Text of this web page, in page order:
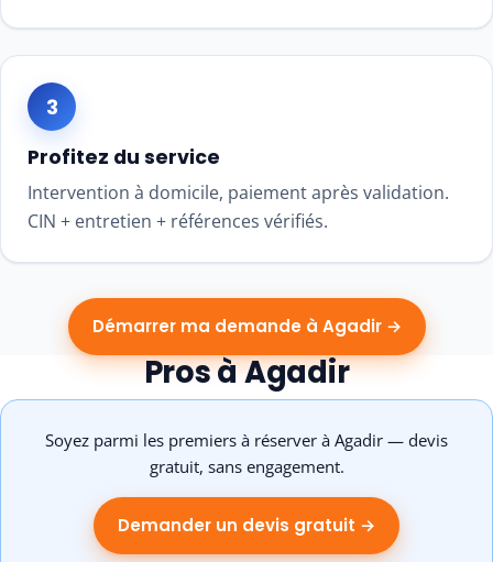
3
Profitez du service
Intervention à domicile, paiement après validation.
CIN + entretien + références vérifiés.
Démarrer ma demande à Agadir →
Pros à Agadir
Soyez parmi les premiers à réserver à Agadir — devis
gratuit, sans engagement.
Demander un devis gratuit →